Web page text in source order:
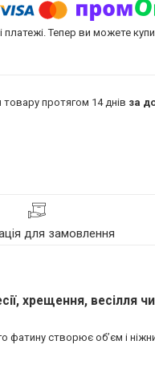
платежі. Тепер ви можете
протягом 14 днів за
для замовлення
хрещення, весілля чи
фатину створює об’єм і